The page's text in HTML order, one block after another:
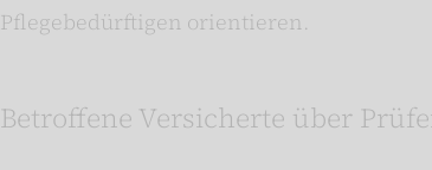
Pflegebedürftigen orientieren.
Betroffene Versicherte über